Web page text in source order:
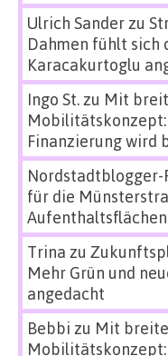
Ulrich Sanderzu
Dahmen fühlt sich
Karacakurtoglu
Ingo St.zu Mit
Finanzierung wird
Nordstadtblogger-
für die
Trina zu
Mehr Grün und
angedacht
Bebbi zu Mit